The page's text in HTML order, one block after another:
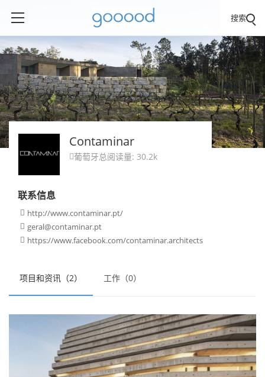
搜索
项目和资讯（2） 工作（0）
Contaminar
葡萄牙总阅读量: 30.2k
联系信息
 http://www.contaminar.pt/
 geral@contaminar.pt
 https://www.facebook.com/contaminar.architects